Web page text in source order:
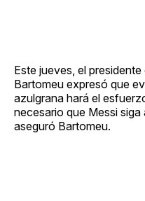
Este jueves, el
Bartomeu expresó que
azulgrana hará el
necesario que Messi siga
aseguró Bartomeu.